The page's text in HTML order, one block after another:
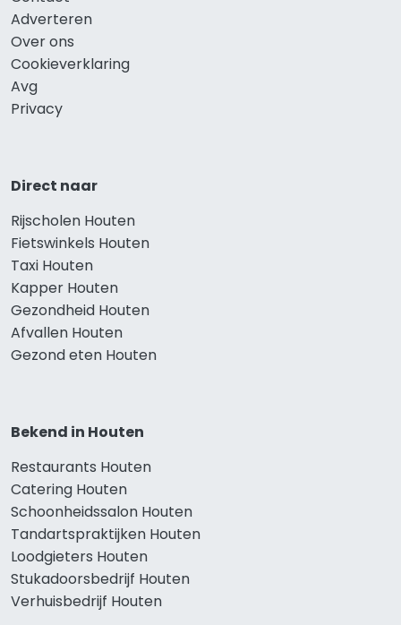
Adverteren
Over ons
Cookieverklaring
Avg
Privacy
Direct naar
Rijscholen Houten
Fietswinkels Houten
Taxi Houten
Kapper Houten
Gezondheid Houten
Afvallen Houten
Gezond eten Houten
Bekend in Houten
Restaurants Houten
Catering Houten
Schoonheidssalon Houten
Tandartspraktijken Houten
Loodgieters Houten
Stukadoorsbedrijf Houten
Verhuisbedrijf Houten